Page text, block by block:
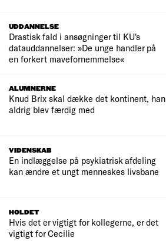
UDDANNELSE
Drastisk fald i ansøgninger til KU's
datauddannelser: »De unge handler på
en forkert mavefornemmelse«
ALUMNERNE
Knud Brix skal dække det kontinent, han
aldrig blev færdig med
VIDENSKAB
En indlæggelse på psykiatrisk afdeling
kan ændre et ungt menneskes livsbane
HOLDET
Hvis det er vigtigt for kollegerne, er det
vigtigt for Cecilie